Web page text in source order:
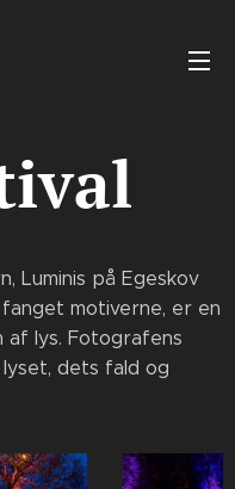
Luminis på Egeskov
motiverne, er en
af lys. Fotografens
dets fald og